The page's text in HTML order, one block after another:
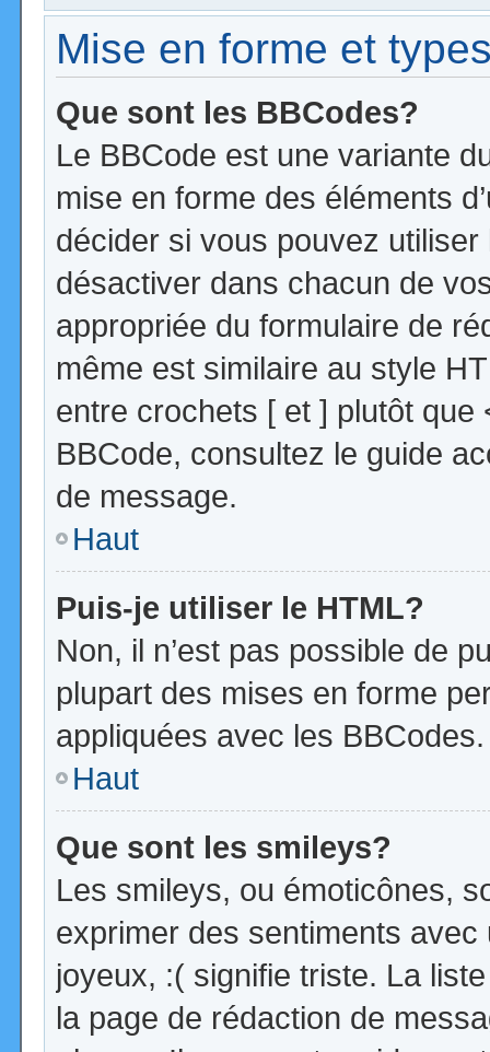
Mise en forme et
Que sont les BBCodes?
Le BBCode est une variante
mise en forme des éléments
décider si vous pouvez
désactiver dans chacun de
appropriée du formulaire de
même est similaire au style
entre crochets [ et ] plutôt que
BBCode, consultez le guide
de message.
Haut
Puis-je utiliser le HTML?
Non, il n’est pas possible de
plupart des mises en forme
appliquées avec les BBCodes.
Haut
Que sont les smileys?
Les smileys, ou émoticônes,
exprimer des sentiments
joyeux, :( signifie triste. La
la page de rédaction de